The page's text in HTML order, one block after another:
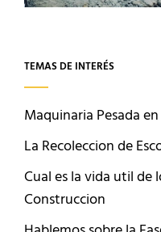
TEMAS DE INTERÉS
Maquinaria Pesada
La Recoleccion de
Cual es la vida util de
Construccion